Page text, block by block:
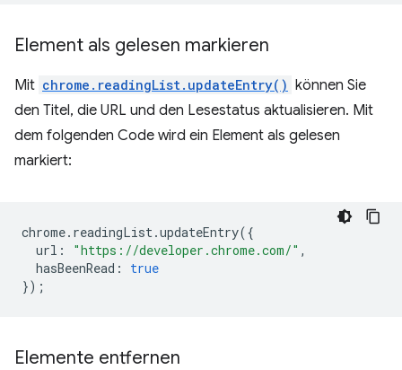
Element als gelesen markieren
Mit chrome.readingList.updateEntry() können Sie
den Titel, die URL und den Lesestatus aktualisieren. Mit
dem folgenden Code wird ein Element als gelesen
markiert:
chrome. readingList .updateEntry({
url : "https://developer.chrome.com/" ,
hasBeenRead :
true
});
Elemente entfernen